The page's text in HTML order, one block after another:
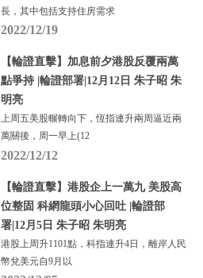
長，其中包括支持住房需求
2022/12/19
【輪證直擊】加息前夕港股反覆兩萬
點爭持 |輪證部署|12月12日 朱子昭 朱
明亮
上周五美股輾轉向下，恆指連升兩周逼近兩
萬關後，周一早上(12
2022/12/12
【輪證直擊】港股企上一萬九 美股高
位整固 科網龍頭小心回吐 |輪證部
署|12月5日 朱子昭 朱明亮
港股上周升1101點，科指連升4日，離岸人民
幣兌美元自9月以